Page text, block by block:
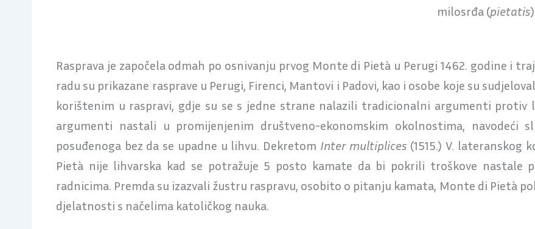
milosrđa (pietatis
Rasprava je započela odmah po osnivanju prvog Monte di Pietà u Perugi 1462. godine i
radu su prikazane rasprave u Perugi, Firenci, Mantovi i Padovi, kao i osobe koje su
korištenim u raspravi, gdje su se s jedne strane nalazili tradicionalni argumenti
argumenti nastali u promijenjenim društveno-ekonomskim okolnostima, navodeći
posuđenoga bez da se upadne u lihvu. Dekretom Inter multiplices (1515.) V. lateranskog
Pietà nije lihvarska kad se potražuje 5 posto kamate da bi pokrili troškove nastale
radnicima. Premda su izazvali žustru raspravu, osobito o pitanju kamata, Monte di Pietà
djelatnosti s načelima katoličkog nauka.